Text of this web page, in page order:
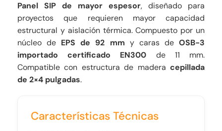
Panel SIP de mayor espesor, diseñado para
proyectos que requieren mayor capacidad
estructural y aislación térmica. Compuesto por un
núcleo de EPS de 92 mm y caras deOSB-3
importado certificado EN300 de 11 mm.
Compatible con estructura de madera cepillada
de 2×4 pulgadas.
Características Técnicas